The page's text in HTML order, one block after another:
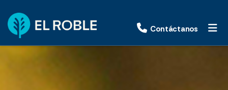
Contáctanos